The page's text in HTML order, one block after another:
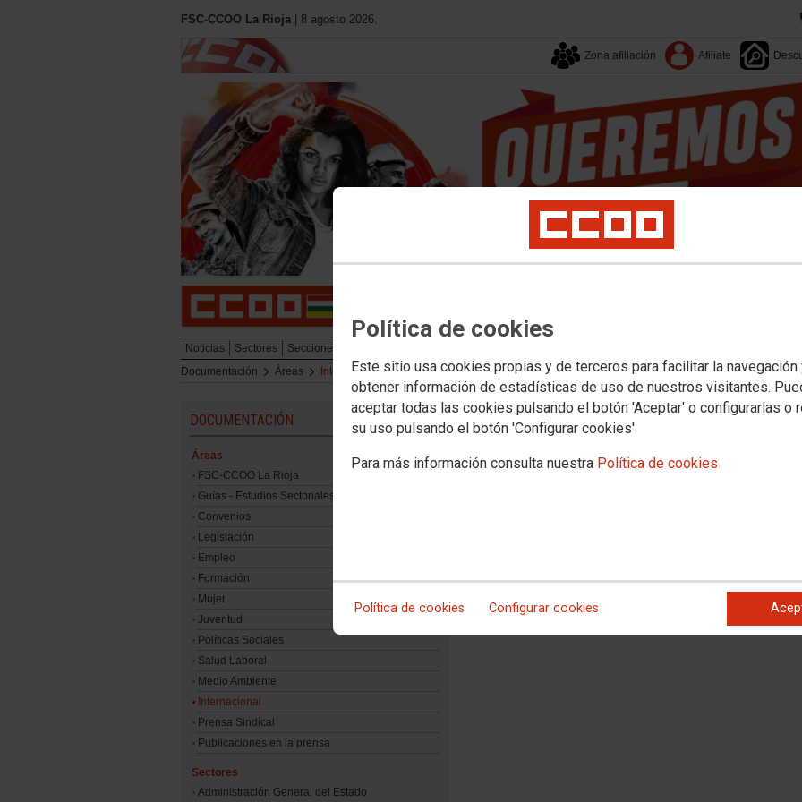
Política de cookies
Este sitio usa cookies propias y de terceros para facilitar la navegación
obtener información de estadísticas de uso de nuestros visitantes.
aceptar todas las cookies pulsando el botón 'Aceptar' o configurarlas o
su uso pulsando el botón 'Configurar cookies'
Para más información consulta nuestra Política de cookies
Política de cookies Configurar cookies
FSC-CCOO La Rioja | 8 agosto 2026.
Zona afiliación Afiliate
Noticias Sectores Secciones Sindicales
Documentación
Áreas Internacional
DOCUMENTACIÓN
Áreas
FSC-CCOO La Rioja
Guías - Estudios Sectoriales
Convenios
Legislación
Empleo
Formación
Mujer
Juventud
Políticas Sociales
Salud Laboral
Medio Ambiente
Internacional
Prensa Sindical
Publicaciones en la prensa
Sectores
Administración General del Estado